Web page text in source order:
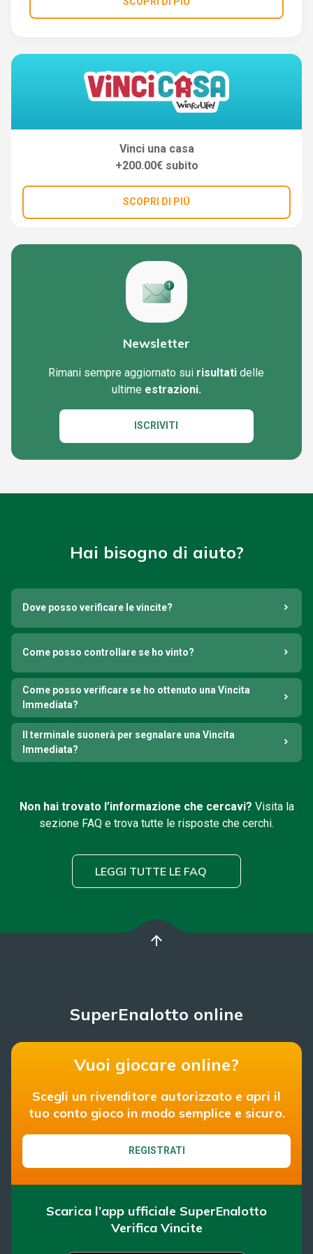
Vinci una casa
+200.00€ subito
SCOPRI DI PIÚ
Newsletter
Rimani sempre aggiornato sui risultati delle
ultime estrazioni.
ISCRIVITI
Hai bisogno di aiuto?
Dove posso verificare le vincite?
Come posso controllare se ho vinto?
Come posso verificare se ho ottenuto una Vincita
Immediata?
Il terminale suonerà per segnalare una Vincita
Immediata?
Non hai trovato l’informazione che cercavi? Visita la
sezione FAQ e trova tutte le risposte che cerchi.
LEGGI TUTTE LE FAQ
arrow_upward
SuperEnalotto online
Vuoi giocare online?
Scegli un rivenditore autorizzato e apri il
tuo conto gioco in modo semplice e sicuro.
REGISTRATI
Scarica l’app ufficiale SuperEnalotto
Verifica Vincite